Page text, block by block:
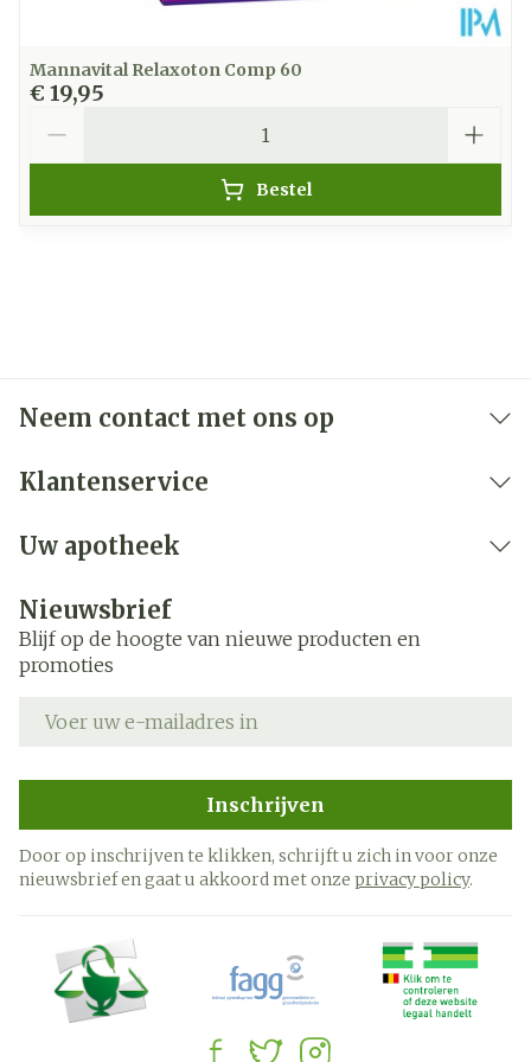
Mannavital Relaxoton Comp 60
€ 19,95
Bestel
Neem contact met ons op
Klantenservice
Uw apotheek
Nieuwsbrief
Blijf op de hoogte van nieuwe producten en
promoties
Inschrijven
Door op inschrijven te klikken, schrijft u zich in voor onze
nieuwsbrief en gaat u akkoord met onze privacy policy.